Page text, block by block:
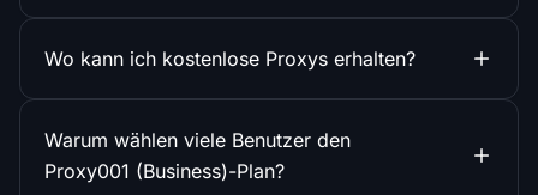
Wo kann ich kostenlose Proxys erhalten?
Warum wählen viele Benutzer den
Proxy001 (Business)-Plan?